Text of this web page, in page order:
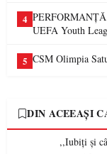
4
UEFA Youth
5 CSM Olimpia
DIN ACEEAȘI
,,Iubiți și